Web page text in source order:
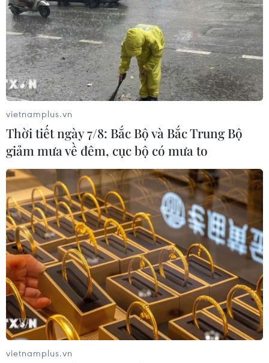
vietnamplus.vn
Thời tiết ngày 7/8: Bắc Bộ và Bắc Trung Bộ
giảm mưa về đêm, cục bộ có mưa to
vietnamplus.vn